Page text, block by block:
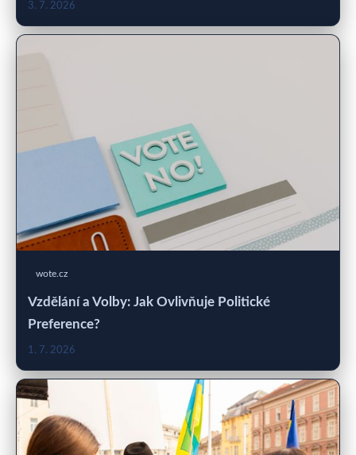
3. 7. 2026
wote.cz
Vzdělání a Volby: Jak Ovlivňuje Politické
Preference?
1. 7. 2026